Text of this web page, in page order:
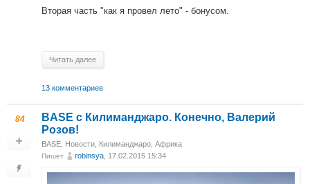
Вторая часть "как я провел лето" - бонусом.
Читать далее
13 комментариев
84
BASE с Килиманджаро. Конечно, Валерий
Розов!
BASE Новости Килиманджаро, Африка
Пишет robinsya , 17.02.2015 15:34